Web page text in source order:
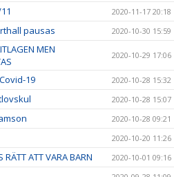
2020-11-17 20:18
pausas 2020-10-30 15:59
MEN
2020-10-29 17:06
19 2020-10-28 15:32
2020-10-28 15:07
2020-10-28 09:21
2020-10-20 11:26
RÄTT ATT VARA BARN 2020-10-01 09:16